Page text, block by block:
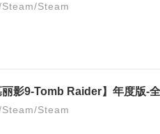
Steam/Steam
丽影9-Tomb Raider】年度版-
Steam/Steam